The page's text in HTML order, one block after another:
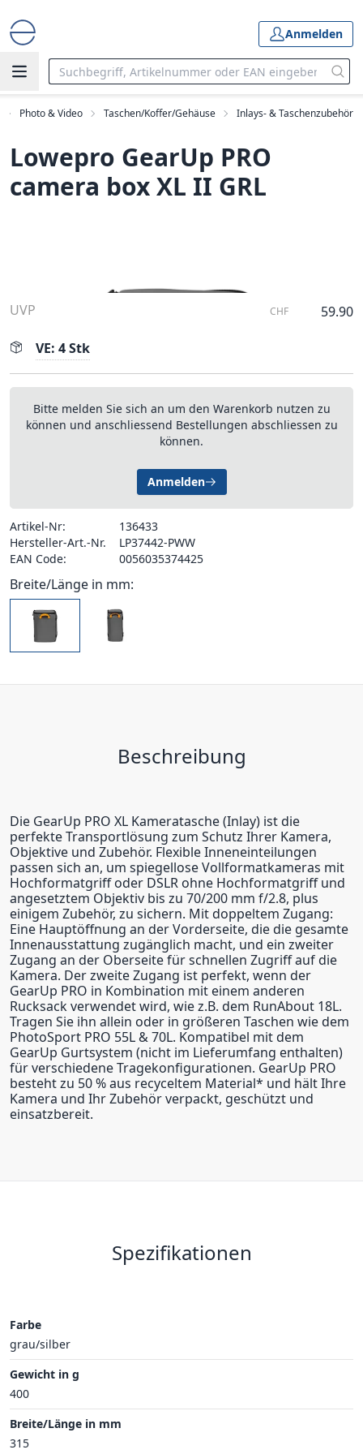
Anmelden
Photo & Video Taschen/Koffer/Gehäuse Inlays- & Taschenzubehör
Lowepro GearUp PRO
camera box XL II GRL
UVP CHF 59.90
VE: 4 Stk
Bitte melden Sie sich an um den Warenkorb nutzen zu
können und anschliessend Bestellungen abschliessen zu
können.
Anmelden
Artikel-Nr:
136433
Hersteller-Art.-Nr.
LP37442-PWW
EAN Code:
0056035374425
Breite/Länge in mm:
Beschreibung
Die GearUp PRO XL Kameratasche (Inlay) ist die
perfekte Transportlösung zum Schutz Ihrer Kamera,
Objektive und Zubehör. Flexible Inneneinteilungen
passen sich an, um spiegellose Vollformatkameras mit
Hochformatgriff oder DSLR ohne Hochformatgriff und
angesetztem Objektiv bis zu 70/200 mm f/2.8, plus
einigem Zubehör, zu sichern. Mit doppeltem Zugang:
Eine Hauptöffnung an der Vorderseite, die die gesamte
Innenausstattung zugänglich macht, und ein zweiter
Zugang an der Oberseite für schnellen Zugriff auf die
Kamera. Der zweite Zugang ist perfekt, wenn der
GearUp PRO in Kombination mit einem anderen
Rucksack verwendet wird, wie z.B. dem RunAbout 18L.
Tragen Sie ihn allein oder in größeren Taschen wie dem
PhotoSport PRO 55L & 70L. Kompatibel mit dem
GearUp Gurtsystem (nicht im Lieferumfang enthalten)
für verschiedene Tragekonfigurationen. GearUp PRO
besteht zu 50 % aus recyceltem Material* und hält Ihre
Kamera und Ihr Zubehör verpackt, geschützt und
einsatzbereit.
Spezifikationen
Farbe
grau/silber
Gewicht in g
400
Breite/Länge in mm
315